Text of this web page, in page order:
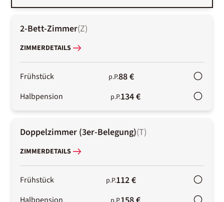
2-Bett-Zimmer(Z)
ZIMMERDETAILS
Frühstück p.P.88 €
Halbpension p.P.134 €
Doppelzimmer (3er-Belegung)(T)
ZIMMERDETAILS
Frühstück p.P.112 €